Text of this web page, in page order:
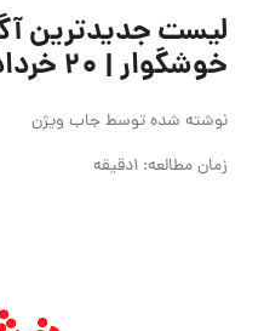
لیست جدیدترین
خوشگوار | ۲۰ خرداد ۱۴۰۵
نوشته شده توسطجاب ویژن
زمان مطالعه: 1دقیقه